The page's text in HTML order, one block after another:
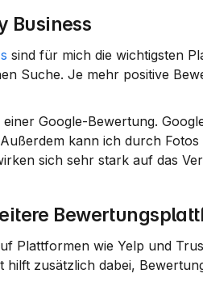
Business
sind für mich die wichtigsten
Suche. Je mehr positive
Google-Bewertung.
kann ich durch
sich sehr stark auf das
Plattformen wie Yelp und
hilft zusätzlich dabei,